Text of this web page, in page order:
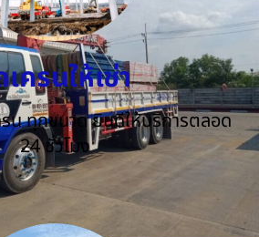
ครนให้เช่า
รน ทุกขนาด ยินดีให้บริการตลอด
24 ชั่วโมง